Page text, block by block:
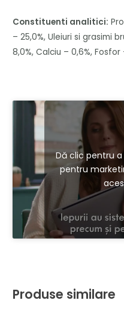
Constituenti analitici:
– 25,0%, Uleiuri si grasimi
8,0%, Calciu – 0,6%, Fosfor
Dă clic pentru
pentru
Produse similare